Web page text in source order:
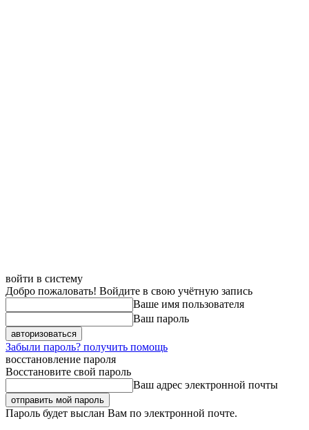
войти в систему
Добро пожаловать! Войдите в свою учётную запись
Ваше имя пользователя
Ваш пароль
Забыли пароль? получить помощь
восстановление пароля
Восстановите свой пароль
Ваш адрес электронной почты
Пароль будет выслан Вам по электронной почте.